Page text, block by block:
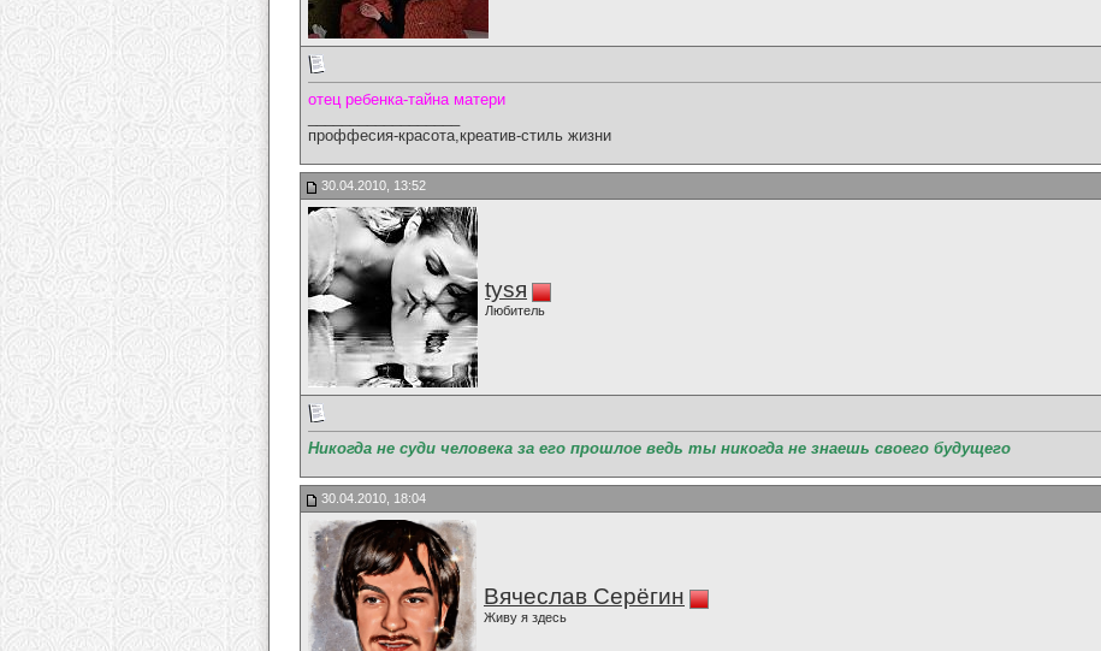
отец ребенка-тайна матери
проффесия-красота,креатив-стиль жизни
30.04.2010, 13:52
tysя
Любитель
Никогда не суди человека за его прошлое ведь ты никогда не знаешь своего будущего
30.04.2010, 18:04
Вячеслав Серёгин
Живу я здесь